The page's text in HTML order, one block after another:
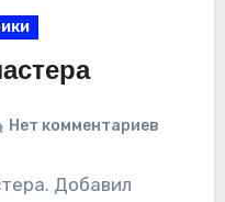
Нет комментариев
Добавил